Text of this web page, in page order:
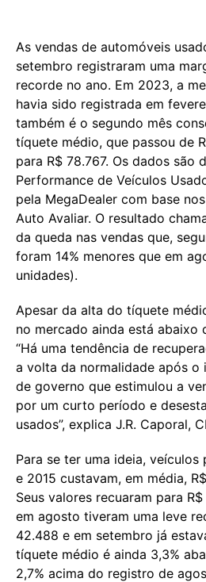
As vendas de automóveis
setembro registraram uma
recorde no ano. Em 2023, a
havia sido registrada em
também é o segundo mês
tíquete médio, que passou de
para R$ 78.767. Os dados são
Performance de Veículos
pela MegaDealer com base
Auto Avaliar. O resultado
da queda nas vendas que,
foram 14% menores que em
unidades).
Apesar da alta do tíquete
no mercado ainda está abaixo
“Há uma tendência de
a volta da normalidade após
de governo que estimulou a
por um curto período e
usados”, explica J.R. Caporal,
Para se ter uma ideia,
e 2015 custavam, em média,
Seus valores recuaram para
em agosto tiveram uma leve
42.488 e em setembro já
tíquete médio é ainda 3,3%
2,7% acima do registro de